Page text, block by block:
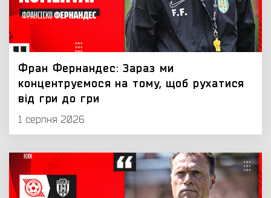
Фран Фернандес: Зараз ми
концентруємося на тому, щоб рухатися
від гри до гри
1 серпня 2026